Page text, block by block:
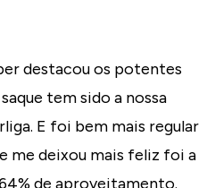
destacou os potentes
tem sido a nossa
E foi bem mais regular
me deixou mais feliz foi a
de aproveitamento.